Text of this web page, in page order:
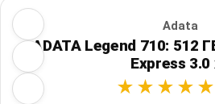
Adata
ADATA Legend 710: 512
Express 3.0